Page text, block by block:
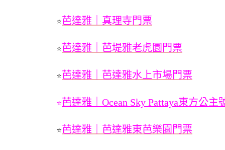
⭐芭達雅｜真理寺門票
⭐芭達雅｜芭堤雅老虎園門票
⭐芭達雅｜芭達雅水上市場門票
⭐芭達雅｜Ocean Sky Pattaya東方公
⭐芭達雅｜芭達雅東芭樂園門票